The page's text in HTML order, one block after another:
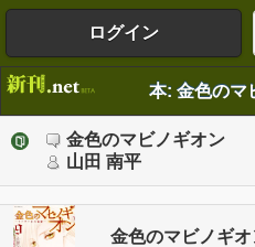
ログイン
金色のマビノギオン
山田 南平